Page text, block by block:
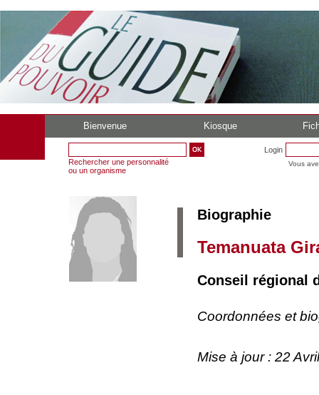
Bienvenue Kiosque
Rechercher une personnalité
ou un organisme
Login
Vous
Biographie
Temanuata
Conseil régional
Coordonnées et
Mise à jour : 22